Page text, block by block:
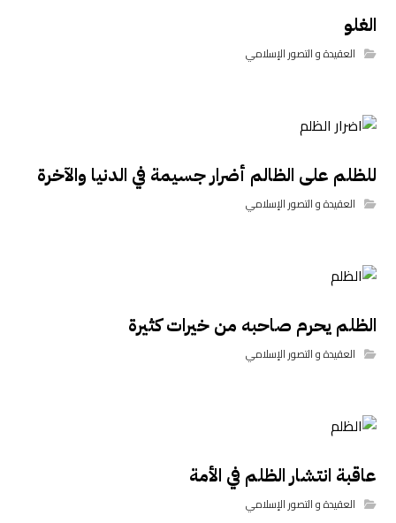
الغلو
العقيدة و التصور الإسلامي
للظلم على الظالم أضرار جسيمة في الدنيا والآخرة
العقيدة و التصور الإسلامي
الظلم يحرم صاحبه من خيرات كثيرة
العقيدة و التصور الإسلامي
عاقبة انتشار الظلم في الأمة
العقيدة و التصور الإسلامي